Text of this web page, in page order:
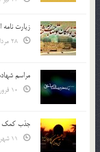
زیارت نامه
مراسم
جذب کمک